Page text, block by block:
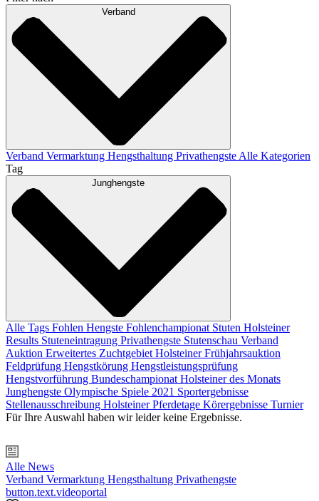
Verband
Verband Vermarktung Hengsthaltung PrivathengsteAlle Kategorien
Tag
Junghengste
Alle Tags Fohlen Hengste Fohlenchampionat Stuten Holsteiner
Results Stuteneintragung Privathengste Stutenschau Verband
Auktion Erweitertes Zuchtgebiet Holsteiner Frühjahrsauktion
Feldprüfung Hengstkörung Hengstleistungsprüfung
Hengstvorführung Bundeschampionat Holsteiner des Monats
Junghengste Olympische Spiele 2021 Sportergebnisse
Stellenausschreibung Holsteiner Pferdetage Körergebnisse Turnier
Für Ihre Auswahl haben wir leider keine Ergebnisse.
Alle News
Verband Vermarktung Hengsthaltung Privathengste
button.text.videoportal